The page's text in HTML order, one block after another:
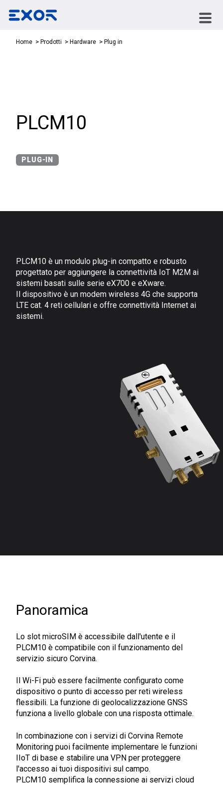
Home Prodotti Hardware Plug in
PLCM10
PLUG-IN
PLCM10 è un modulo plug-in compatto e robusto
progettato per aggiungere la connettività IoT M2M ai
sistemi basati sulle serie eX700 e eXware.
Il dispositivo è un modem wireless 4G che supporta
LTE cat. 4 reti cellulari e offre connettività Internet ai
sistemi.
Panoramica
Lo slot microSIM è accessibile dall'utente e il
PLCM10 è compatibile con il funzionamento del
servizio sicuro Corvina.
Il Wi-Fi può essere facilmente configurato come
dispositivo o punto di accesso per reti wireless
flessibili. La funzione di geolocalizzazione GNSS
funziona a livello globale con una risposta ottimale.
In combinazione con i servizi di Corvina Remote
Monitoring puoi facilmente implementare le funzioni
IIoT di base e stabilire una VPN per proteggere
l'accesso ai tuoi dispositivi sul campo.
PLCM10 semplifica la connessione ai servizi cloud